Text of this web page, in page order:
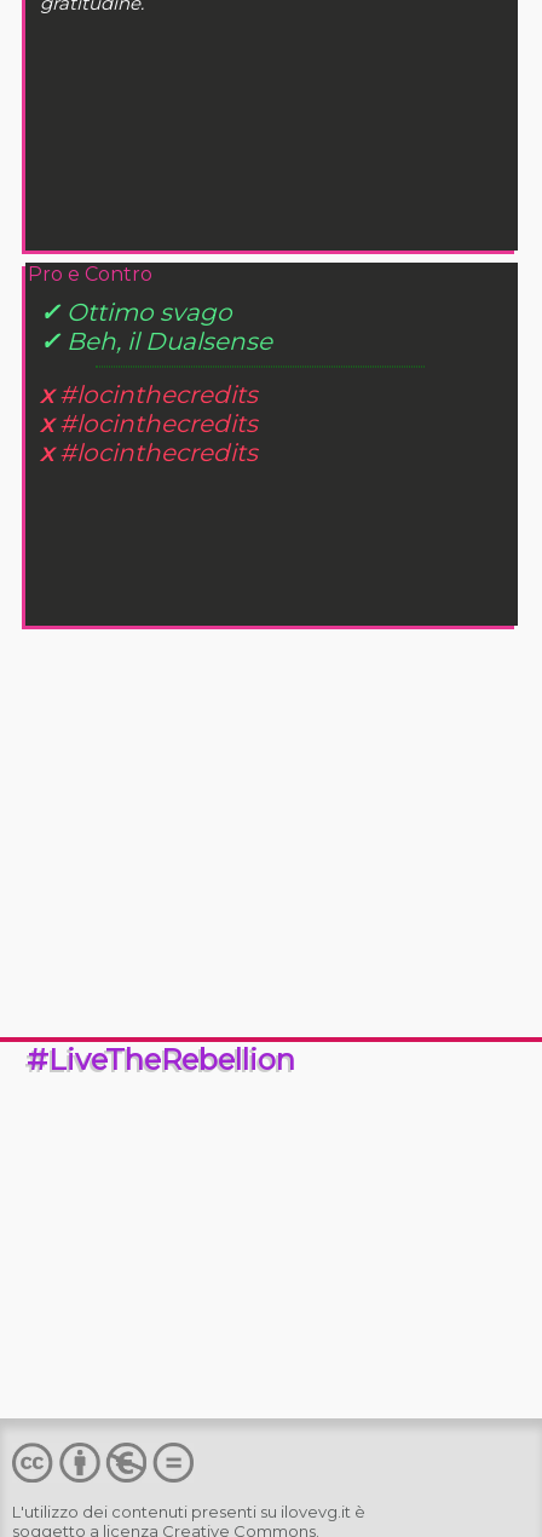
Pro e Contro
✓ Ottimo svago
✓ Beh, il Dualsense
x#locinthecredits
x#locinthecredits
x#locinthecredits
#LiveTheRebellion
L'utilizzo dei contenuti presenti su ilovevg.it è
soggetto a licenza Creative Commons